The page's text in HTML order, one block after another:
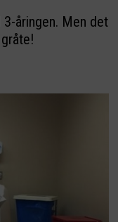
åringen. Men det